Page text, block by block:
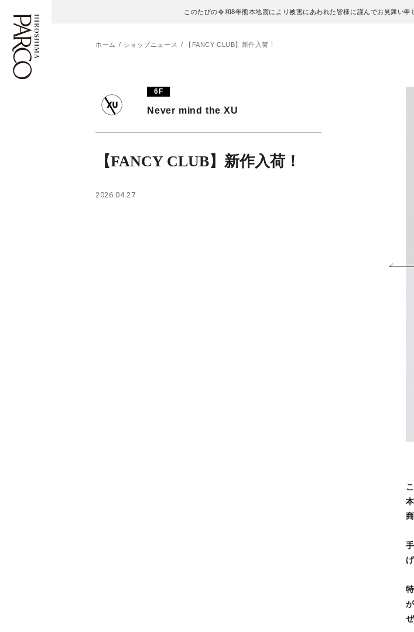
このたびの令和8年熊本地震により被害にあわれた皆様に謹んでお見舞い
施設案内・アクセス
ホーム ショップニュース 【FANCY CLUB】新作入荷！
6F
Never mind the XU
【FANCY CLUB】新作入荷！
2026.04.27